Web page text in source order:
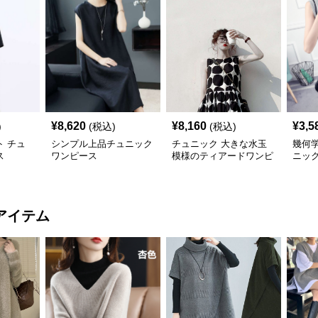
チュ
¥8,620 (税込)
シンプル上品チュニック
ワンピース
¥8,160 (税込)
チュニック 大きな水玉
模様のティアードワンピ
¥
幾何
ニッ
イテム